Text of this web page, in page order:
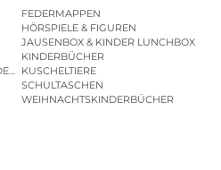
FEDERMAPPEN
HÖRSPIELE & FIGUREN
JAUSENBOX & KINDER LUNCHBOX
KINDERBÜCHER
| KINDERGARTENBEUTEL
KUSCHELTIERE
SCHULTASCHEN
WEIHNACHTSKINDERBÜCHER